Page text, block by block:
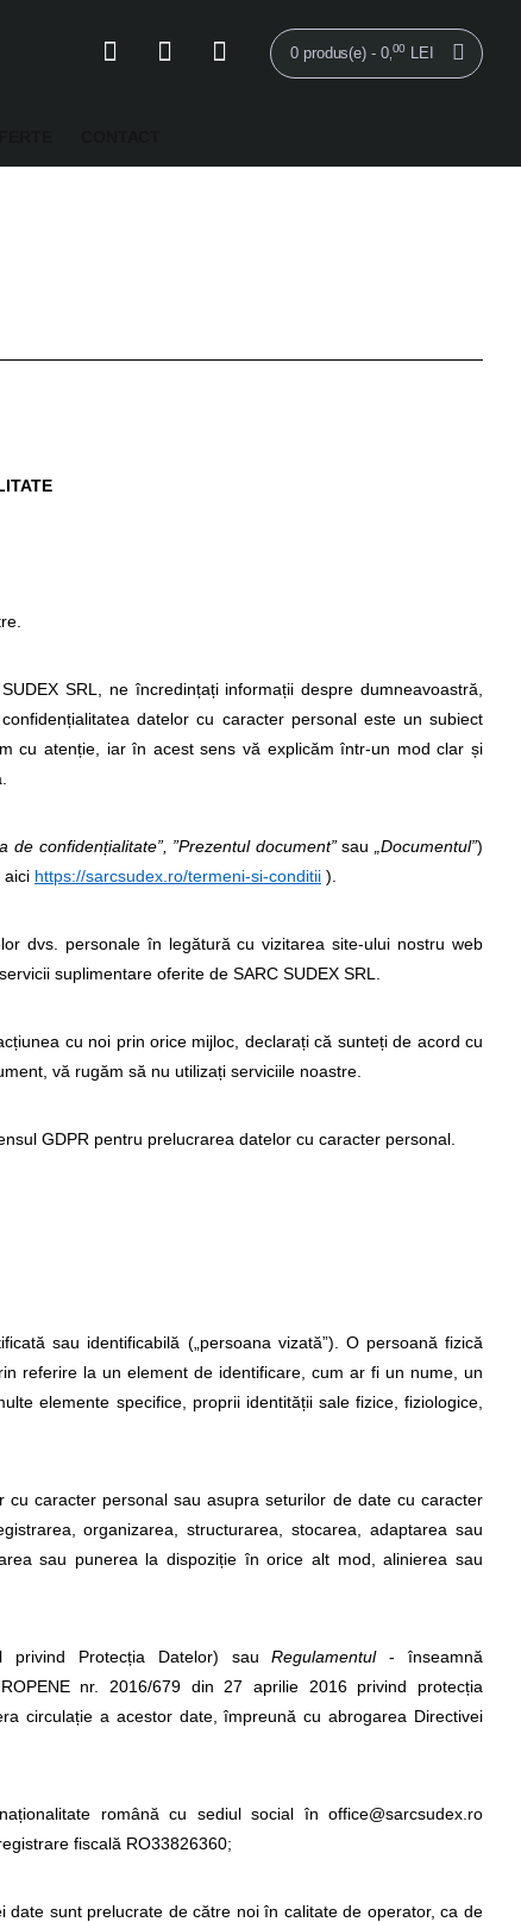
0 produs(e) - 0, 00 LEI
SRL, ne încredințați informații despre dumneavoastră,
datelor cu caracter personal este un subiect
cu atenție, iar în acest sens vă explicăm într-un mod clar și
de confidențialitate”, ”Prezentul document”sau „Documentul”)
aici https://sarcsudex.ro/termeni-si-conditii ).
dvs. personale în legătură cu vizitarea site-ului nostru web
suplimentare oferite de SARC SUDEX SRL.
cu noi prin orice mijloc, declarați că sunteți de acord cu
vă rugăm să nu utilizați serviciile noastre.
GDPR pentru prelucrarea datelor cu caracter personal.
sau identificabilă („persoana vizată”). O persoană fizică
referire la un element de identificare, cum ar fi un nume, un
elemente specifice, proprii identității sale fizice, fiziologice,
caracter personal sau asupra seturilor de date cu caracter
organizarea, structurarea, stocarea, adaptarea sau
sau punerea la dispoziție în orice alt mod, alinierea sau
privind Protecția Datelor) sauRegulamentul- înseamnă
nr. 2016/679 din 27 aprilie 2016 privind protecția
circulație a acestor date, împreună cu abrogarea Directivei
română cu sediul social în office@sarcsudex.ro
fiscală RO33826360;
sunt prelucrate de către noi în calitate de operator, ca de